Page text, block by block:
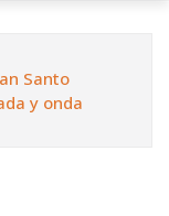
Santo
y onda